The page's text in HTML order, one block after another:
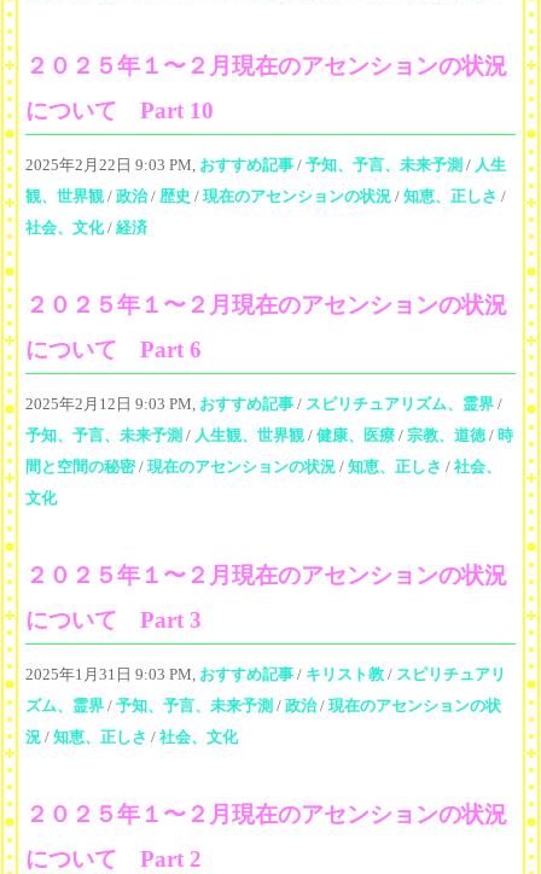
２０２５年１〜２月現在のアセンションの状況
について Part 10
2025年2月22日 9:03 PM, おすすめ記事 / 予知、予言、未来予測 / 人生
観、世界観 / 政治/ 歴史 / 現在のアセンションの状況 / 知恵、正しさ /
社会、文化/ 経済
２０２５年１〜２月現在のアセンションの状況
について Part 6
2025年2月12日 9:03 PM, おすすめ記事 / スピリチュアリズム、霊界 /
予知、予言、未来予測 / 人生観、世界観 / 健康、医療 / 宗教、道徳/ 時
間と空間の秘密/ 現在のアセンションの状況 / 知恵、正しさ / 社会、
文化
２０２５年１〜２月現在のアセンションの状況
について Part 3
2025年1月31日 9:03 PM, おすすめ記事 / キリスト教 / スピリチュアリ
ズム、霊界 / 予知、予言、未来予測 / 政治/ 現在のアセンションの状
況 / 知恵、正しさ / 社会、文化
２０２５年１〜２月現在のアセンションの状況
について Part 2